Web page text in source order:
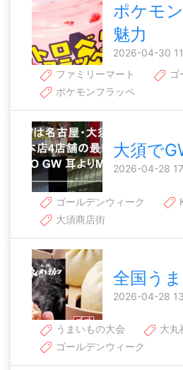
ポケモ
魅力
2026-04-30
ファミリーマート
ゴ
ポケモンフラッペ
大須で
2026-04-28
ゴールデンウィーク
大須商店街
全国う
2026-04-28
うまいもの大会
大丸
ゴールデンウィーク